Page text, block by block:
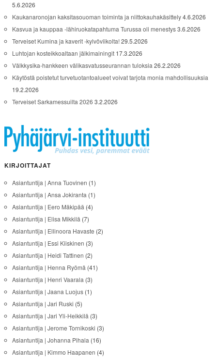
5.6.2026
Kaukanaronojan kaksitasouoman toiminta ja niittokauhakäsittely4.6.2026
Kasvua ja kauppaa -lähiruokatapahtuma Turussa oli menestys3.6.2026
Terveiset Kumina ja kaverit -kylvöviikolta!29.5.2026
Luhtojan kosteikkoaltaan jälkimainingit 17.3.2026
Välkkysika-hankkeen välikasvatusseurannan tuloksia 26.2.2026
Käytöstä poistetut turvetuotantoalueet voivat tarjota monia mahdollisuuksia
19.2.2026
Terveiset Sarkamessuilta 2026 3.2.2026
KIRJOITTAJAT
Asiantuntija | Anna Tuovinen (1)
Asiantuntija | Ansa Jokiranta (1)
Asiantuntija | Eero Mäkipää (4)
Asiantuntija | Elisa Mikkilä (7)
Asiantuntija | Ellinoora Havaste (2)
Asiantuntija | Essi Kiiskinen (3)
Asiantuntija | Heidi Tattinen (2)
Asiantuntija | Henna Ryömä (41)
Asiantuntija | Henri Vaarala (3)
Asiantuntija | Jaana Luojus(1)
Asiantuntija | Jari Ruski (5)
Asiantuntija | Jari Yli-Heikkilä (3)
Asiantuntija | Jerome Tornikoski (3)
Asiantuntija | Johanna Pihala (16)
Asiantuntija | Kimmo Haapanen (4)